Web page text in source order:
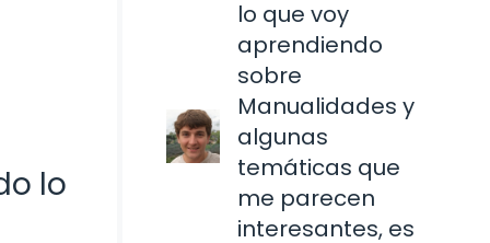
lo
lo que voy
aprendiendo
sobre
Manualidades y
algunas
temáticas que
me parecen
interesantes, es